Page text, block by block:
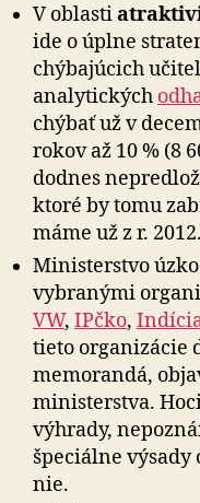
V oblasti
ide o úplne
chýbajúcich
analytických
chýbať už v
rokov až 10 % (8
dodnes
ktoré by tomu
máme už z r. 2012.
Ministerstvo úzko
vybranými
VW, IPčko,
tieto organizácie
memorandá,
ministerstva.
výhrady,
špeciálne
nie.